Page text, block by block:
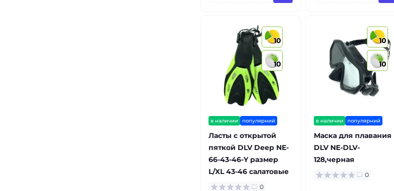
10
10
в наличии популярний
Ласты с открытой
пяткой DLV Deep NE-
66-43-46-Y размер
L/XL 43-46 салатовые
0
10
10
в наличии популярний
Маска для плавания
DLV NE-DLV-
128,черная
0